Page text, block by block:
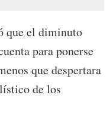
que el diminuto
para ponerse
que despertara
de los